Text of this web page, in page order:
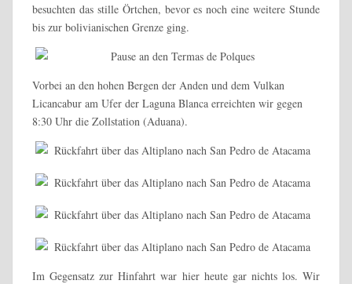
besuchten das stille Örtchen, bevor es noch eine weitere Stunde
bis zur bolivianischen Grenze ging.
Vorbei an den hohen Bergen der Anden und dem Vulkan
Licancabur am Ufer der Laguna Blanca erreichten wir gegen
8:30 Uhr die Zollstation (Aduana).
Im Gegensatz zur Hinfahrt war hier heute gar nichts los. Wir